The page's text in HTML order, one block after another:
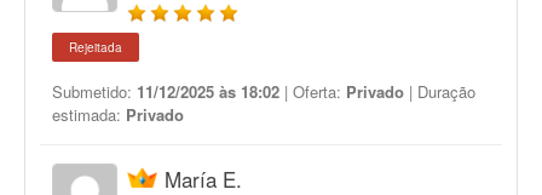
Rejeitada
Submetido: 11/12/2025 às 18:02 | Oferta: Privado | Duração
estimada: Privado
María E.